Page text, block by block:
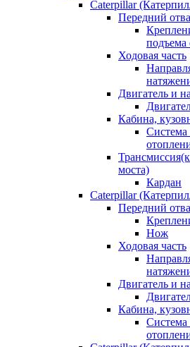
Caterpillar
Передний
подъема
Ходовая часть
Двигатель и
Кабина,
Система
моста)
Кардан
Caterpillar
Передний
Нож
Ходовая часть
Двигатель и
Кабина,
Система